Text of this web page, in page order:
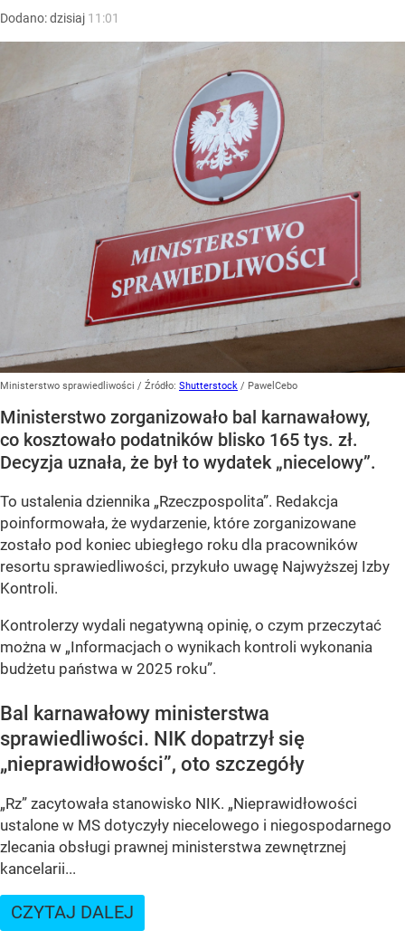
Dodano:dzisiaj 11:01
Ministerstwo sprawiedliwości / Źródło: Shutterstock / PawelCebo
Ministerstwo zorganizowało bal karnawałowy,
co kosztowało podatników blisko 165 tys. zł.
Decyzja uznała, że był to wydatek „niecelowy”.
To ustalenia dziennika „Rzeczpospolita”. Redakcja
poinformowała, że wydarzenie, które zorganizowane
zostało pod koniec ubiegłego roku dla pracowników
resortu sprawiedliwości, przykuło uwagę Najwyższej Izby
Kontroli.
Kontrolerzy wydali negatywną opinię, o czym przeczytać
można w „Informacjach o wynikach kontroli wykonania
budżetu państwa w 2025 roku”.
Bal karnawałowy ministerstwa
sprawiedliwości. NIK dopatrzył się
„nieprawidłowości”, oto szczegóły
„Rz” zacytowała stanowisko NIK. „Nieprawidłowości
ustalone w MS dotyczyły niecelowego i niegospodarnego
zlecania obsługi prawnej ministerstwa zewnętrznej
kancelarii...
CZYTAJ DALEJ